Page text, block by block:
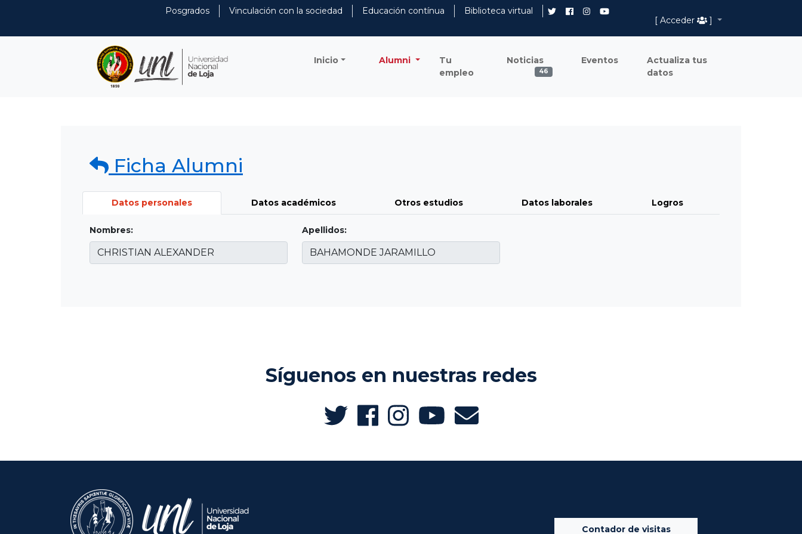
Posgrados Vinculación con la sociedad Educación contínua
Biblioteca virtual
[ Acceder
]
Inicio Alumni
Tu
empleo
Noticias
46
Eventos
Actualiza tus
datos
Ficha Alumni
Datos personales Datos académicos Otros estudios Datos laborales Logros
Nombres: Apellidos:
Síguenos en nuestras redes
Contador de visitas